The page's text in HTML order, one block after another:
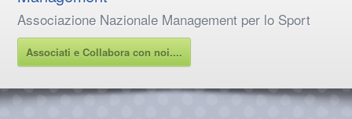
Associazione Nazionale Management per lo Sport
Associati e Collabora con noi....